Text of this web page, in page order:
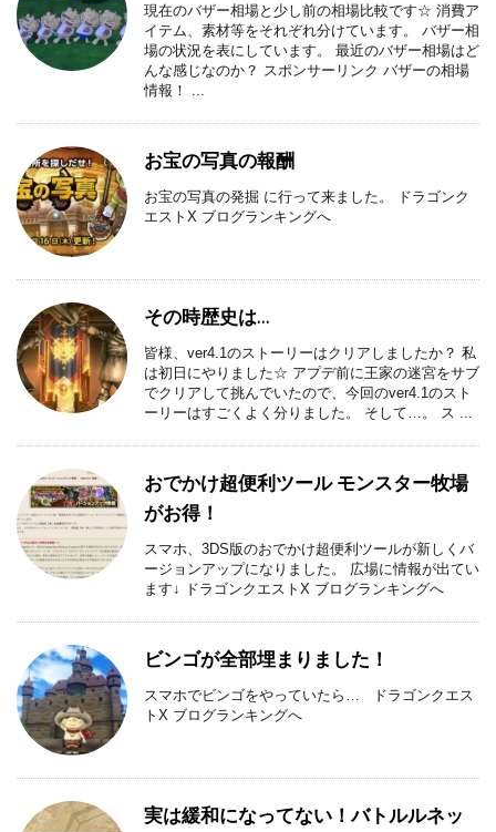
現在のバザー相場と少し前の相場比較です☆ 消費ア
イテム、素材等をそれぞれ分けています。 バザー相
場の状況を表にしています。 最近のバザー相場はど
んな感じなのか？ スポンサーリンク バザーの相場
情報！ ...
お宝の写真の報酬
お宝の写真の発掘 に行って来ました。 ドラゴンク
エストX ブログランキングへ
その時歴史は…
皆様、ver4.1のストーリーはクリアしましたか？ 私
は初日にやりました☆ アプデ前に王家の迷宮をサブ
でクリアして挑んでいたので、今回のver4.1のスト
ーリーはすごくよく分りました。 そして…。 ス ...
おでかけ超便利ツール モンスター牧場
がお得！
スマホ、3DS版のおでかけ超便利ツールが新しくバ
ージョンアップになりました。 広場に情報が出てい
ます↓ ドラゴンクエストX ブログランキングへ
ビンゴが全部埋まりました！
スマホでビンゴをやっていたら… ドラゴンクエス
トX ブログランキングへ
実は緩和になってない！バトルルネッ